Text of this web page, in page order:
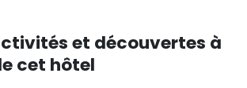
et découvertes à
cet hôtel